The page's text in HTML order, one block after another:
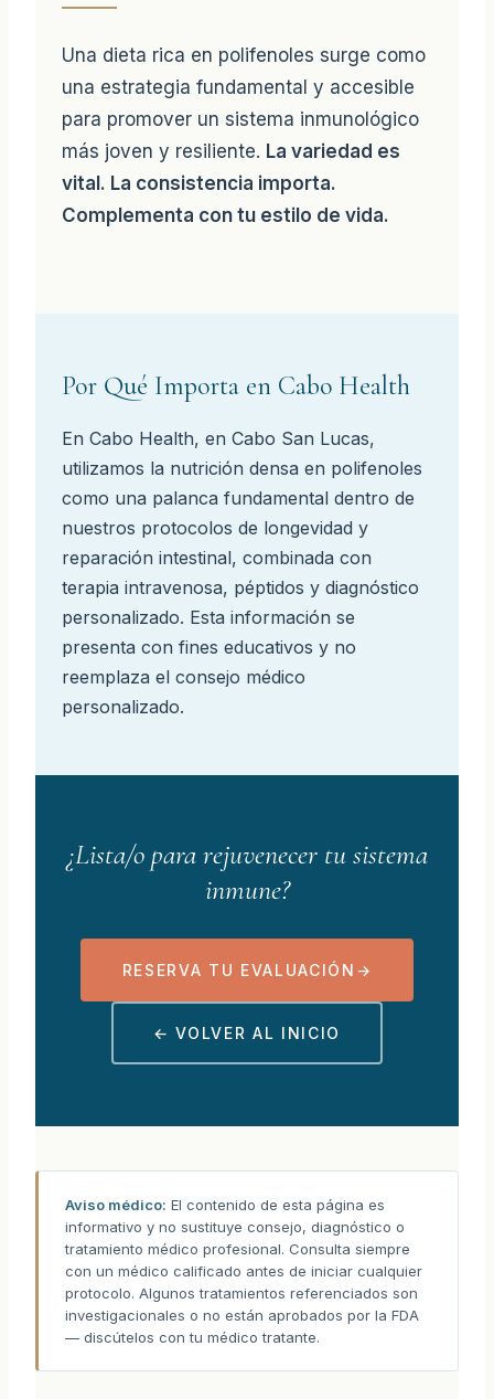
Una dieta rica en polifenoles surge como
una estrategia fundamental y accesible
para promover un sistema inmunológico
más joven y resiliente. La variedad es
vital. La consistencia importa.
Complementa con tu estilo de vida.
Por Qué Importa en Cabo Health
En Cabo Health, en Cabo San Lucas,
utilizamos la nutrición densa en polifenoles
como una palanca fundamental dentro de
nuestros protocolos de longevidad y
reparación intestinal, combinada con
terapia intravenosa, péptidos y diagnóstico
personalizado. Esta información se
presenta con fines educativos y no
reemplaza el consejo médico
personalizado.
¿Lista/o para rejuvenecer tusistema
inmune?
RESERVA TU EVALUACIÓN →
← VOLVER AL INICIO
Aviso médico: El contenido de esta página es
informativo y no sustituye consejo, diagnóstico o
tratamiento médico profesional. Consulta siempre
con un médico calificado antes de iniciar cualquier
protocolo. Algunos tratamientos referenciados son
investigacionales o no están aprobados por la FDA
— discútelos con tu médico tratante.